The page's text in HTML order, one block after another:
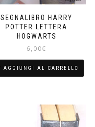
SEGNALIBRO HARRY
POTTER LETTERA
HOGWARTS
6,00€
AGGIUNGI AL CARRELLO